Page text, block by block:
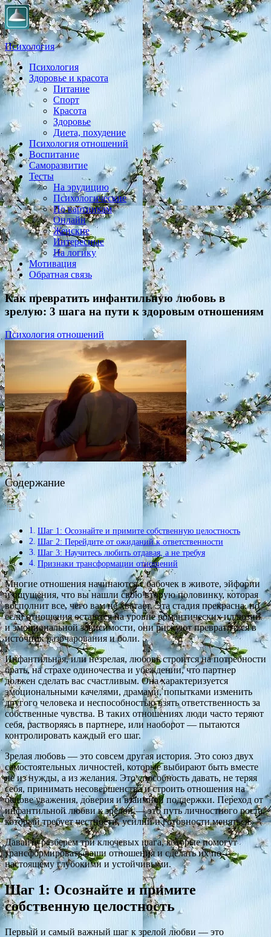
Психология
Практическая психология, личностный рост, экология,
здоровье, воспитание,
Психология
Здоровье и красота
Питание
Спорт
Красота
Здоровье
Диета, похудение
Психология отношений
Воспитание
Саморазвитие
Тесты
На эрудицию
Психологические
По картинкам
Онлайн
Женские
Интересные
На логику
Мотивация
Обратная связь
Как превратить инфантильную любовь в
зрелую: 3 шага на пути к здоровым отношениям
Психология отношений
Содержание
Шаг 1: Осознайте и примите собственную целостность
Шаг 2: Перейдите от ожиданий к ответственности
Шаг 3: Научитесь любить отдавая, а не требуя
Признаки трансформации отношений
Многие отношения начинаются с бабочек в животе, эйфории
и ощущения, что вы нашли свою вторую половинку, которая
восполнит все, чего вам не хватает. Эта стадия прекрасна, но
если отношения остаются на уровне романтических иллюзий
и эмоциональной зависимости, они рискуют превратиться в
источник разочарования и боли.
Инфантильная, или незрелая, любовь строится на потребности
брать, на страхе одиночества и убеждении, что партнер
должен сделать вас счастливым. Она характеризуется
эмоциональными качелями, драмами, попытками изменить
другого человека и неспособностью взять ответственность за
собственные чувства. В таких отношениях люди часто теряют
себя, растворяясь в партнере, или наоборот — пытаются
контролировать каждый его шаг.
Зрелая любовь — это совсем другая история. Это союз двух
самостоятельных личностей, которые выбирают быть вместе
не из нужды, а из желания. Это способность давать, не теряя
себя, принимать несовершенства и строить отношения на
основе уважения, доверия и взаимной поддержки. Переход от
инфантильной любви к зрелой — это путь личностного роста,
который требует честности, усилий и готовности меняться.
Давайте разберем три ключевых шага, которые помогут
трансформировать ваши отношения и сделать их по-
настоящему глубокими и устойчивыми.
Шаг 1: Осознайте и примите
собственную целостность
Первый и самый важный шаг к зрелой любви — это